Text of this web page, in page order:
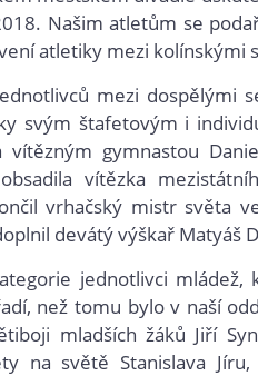
Našim atletům se
atletiky mezi kolínskými
mezi dospělými
svým štafetovým i
gymnastou
vítězka
vrhačský mistr světa
devátý výškař Matyáš
jednotlivci
než tomu bylo v naší
mladších žáků Jiří
na světě Stanislava